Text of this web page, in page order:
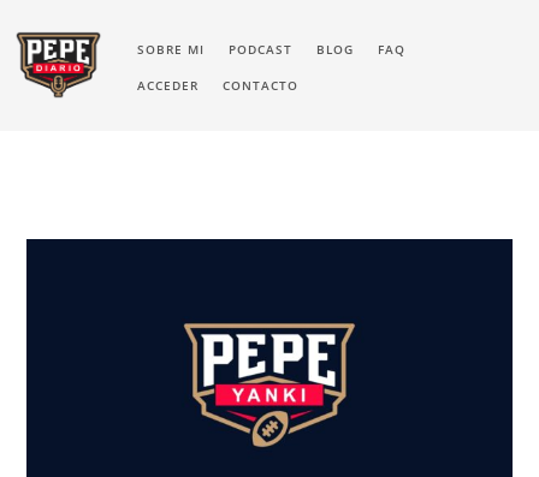
SOBRE MI PODCAST BLOG FAQ
ACCEDER CONTACTO